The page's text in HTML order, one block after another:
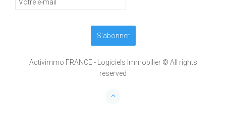
Activimmo FRANCE - Logiciels Immobilier © All rights
reserved